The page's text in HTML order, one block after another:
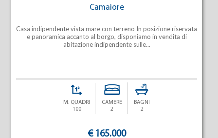
Camaiore
Casa indipendente vista mare con terreno In posizione riservata
e panoramica accanto al borgo, disponiamo in vendita di
abitazione indipendente sulle...
M. QUADRI
100
CAMERE
2
BAGNI
2
€ 165.000